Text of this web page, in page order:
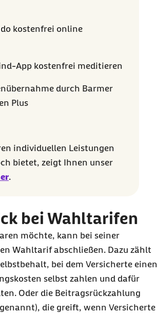
kostenfrei online
App kostenfrei meditieren
durch Barmer
Plus
individuellen Leistungen
bietet, zeigt Ihnen unser
.
bei Wahltarifen
möchte, kann bei seiner
Wahltarif abschließen. Dazu zählt
bei dem Versicherte einen
selbst zahlen und dafür
Oder die Beitragsrückzahlung
genannt), die greift, wenn Versicherte